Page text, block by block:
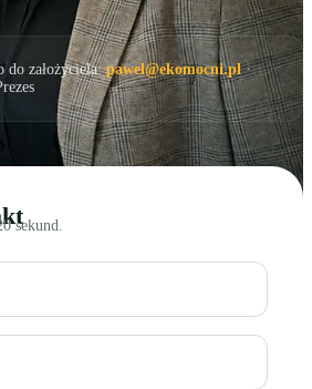
do założyciela:pawel@ekomocni.pl·
sekund.